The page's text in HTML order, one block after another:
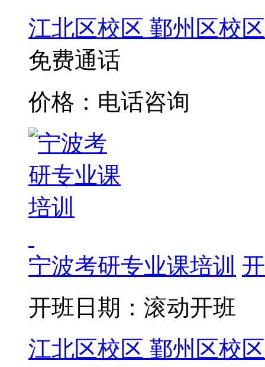
江北区校区 鄞州区校区
免费通话
价格：电话咨询
宁波考研专业课培训
开班日期：滚动开班
江北区校区 鄞州区校区